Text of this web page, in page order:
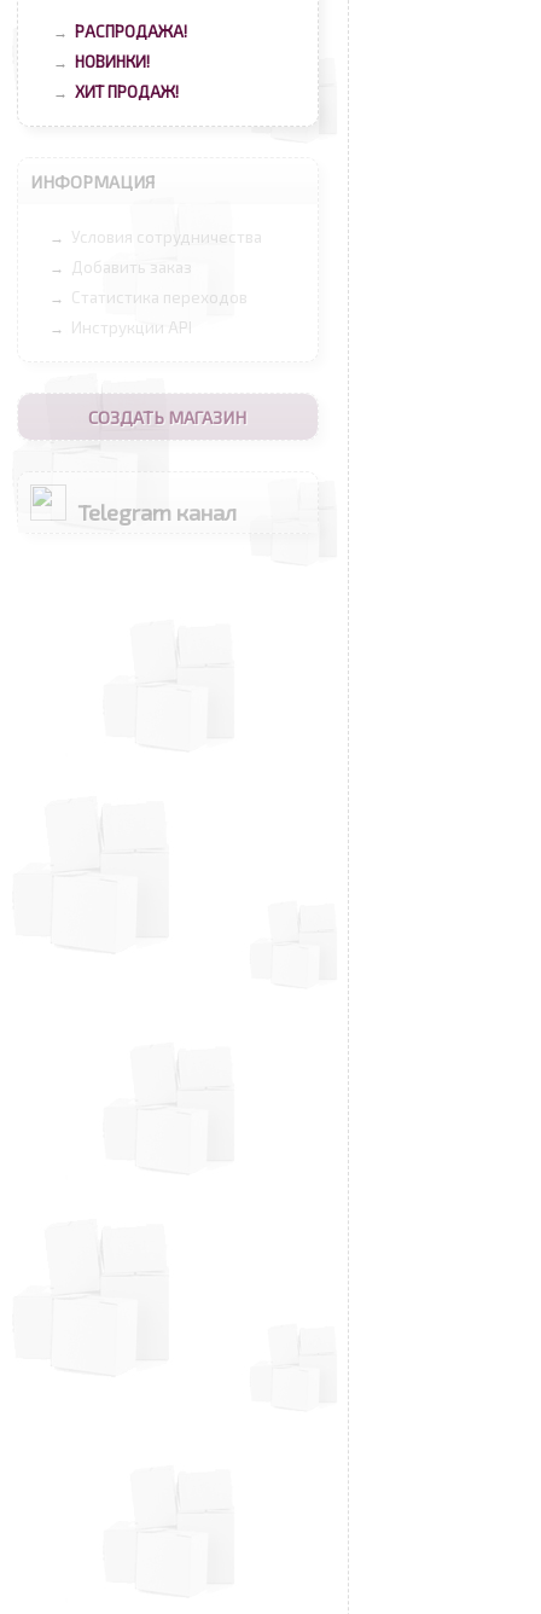
→ РАСПРОДАЖА!
→ НОВИНКИ!
→ ХИТ ПРОДАЖ!
ИНФОРМАЦИЯ
→ Условия сотрудничества
→ Добавить заказ
→ Статистика переходов
→ Инструкции API
СОЗДАТЬ МАГАЗИН
Telegram канал